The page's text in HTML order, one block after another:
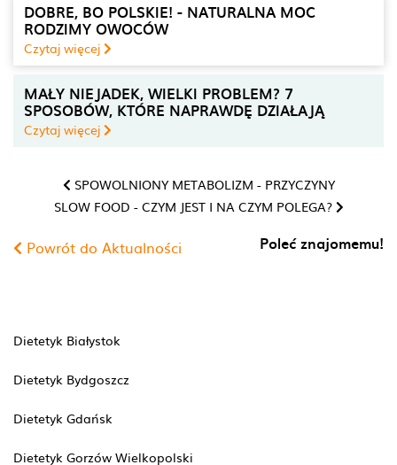
DOBRE, BO POLSKIE! - NATURALNA MOC
RODZIMY OWOCÓW
Czytaj więcej
MAŁY NIEJADEK, WIELKI PROBLEM? 7
SPOSOBÓW, KTÓRE NAPRAWDĘ DZIAŁAJĄ
Czytaj więcej
SPOWOLNIONY METABOLIZM - PRZYCZYNY
SLOW FOOD - CZYM JEST I NA CZYM POLEGA?
Powrót do Aktualności Poleć znajomemu!
Dietetyk Białystok
Dietetyk Bydgoszcz
Dietetyk Gdańsk
Dietetyk Gorzów Wielkopolski